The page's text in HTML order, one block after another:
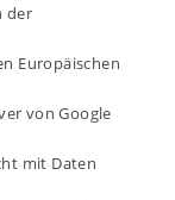
der
Europäischen
von Google
mit Daten